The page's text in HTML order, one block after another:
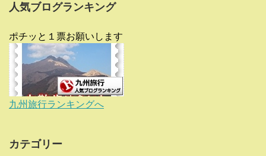
人気ブログランキング
ポチッと１票お願いします
九州旅行ランキングへ
カテゴリー